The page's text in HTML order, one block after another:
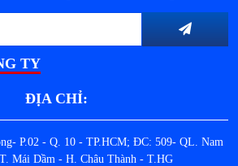
TY
ĐỊA CHỈ:
P.02 - Q. 10 - TP.HCM; ĐC: 509- QL. Nam
Mái Dầm - H. Châu Thành - T.HG